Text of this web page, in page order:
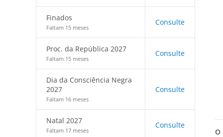
Finados
Faltam 15 meses
Consulte
Proc. da República 2027
Faltam 15 meses
Consulte
Dia da Consciência Negra
2027
Faltam 16 meses
Consulte
Natal 2027
Faltam 17 meses
Consulte
O